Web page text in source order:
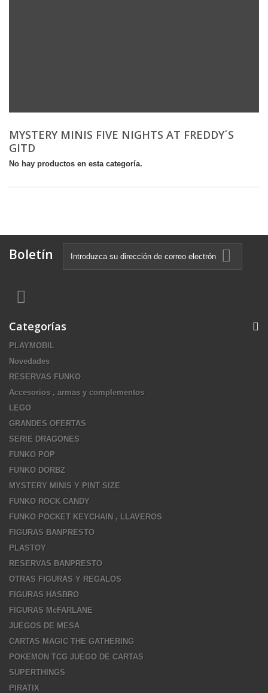
MYSTERY MINIS FIVE NIGHTS AT FREDDY´S
GITD
No hay productos en esta categoría.
Boletín
Categorías
PLAYMOBIL
Novedades
RESERVAS FUNKO
Accesorios , armas y complementos
LEGO
GRANDES OFERTAS
SERIE DRAGONES
FUNKO POP
FUNKO DORBZ
MYSTERY MINIS Y PINT SIZE
FUNKO ROCK CANDY
FUNKO POCKET KEYCHAIN , LLAVEROS
FIGURAS BANPRESTO
PLASTOY
RESERVAS BANPRESTO
OTRAS FIGURAS Y REGALOS
FIGURAS HASBRO
FIGURAS McFARLANE
JUEGOS DE MESA
CARTAS MAGIC THE GATHERING
POKEMON TCG JUEGO DE CARTAS
SUPERTHINGS
PIRATIX